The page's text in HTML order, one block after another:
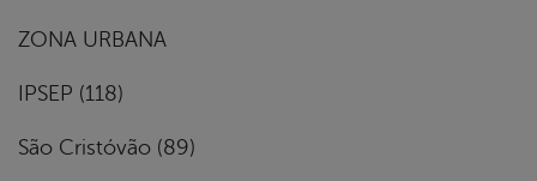
ZONA URBANA
IPSEP (118)
São Cristóvão (89)